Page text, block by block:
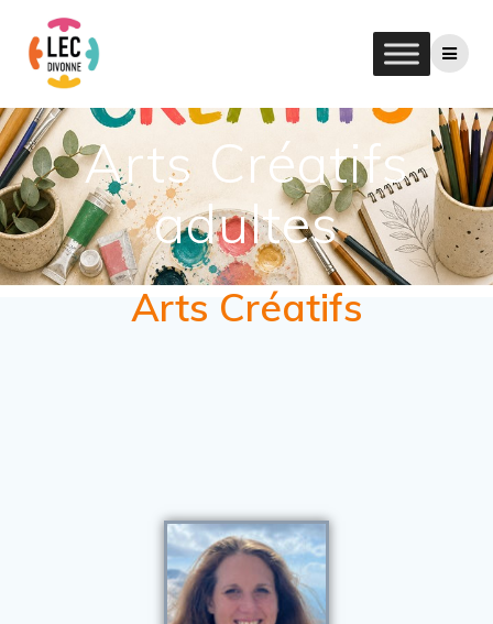
Arts Créatifs
adultes
Arts Créatifs